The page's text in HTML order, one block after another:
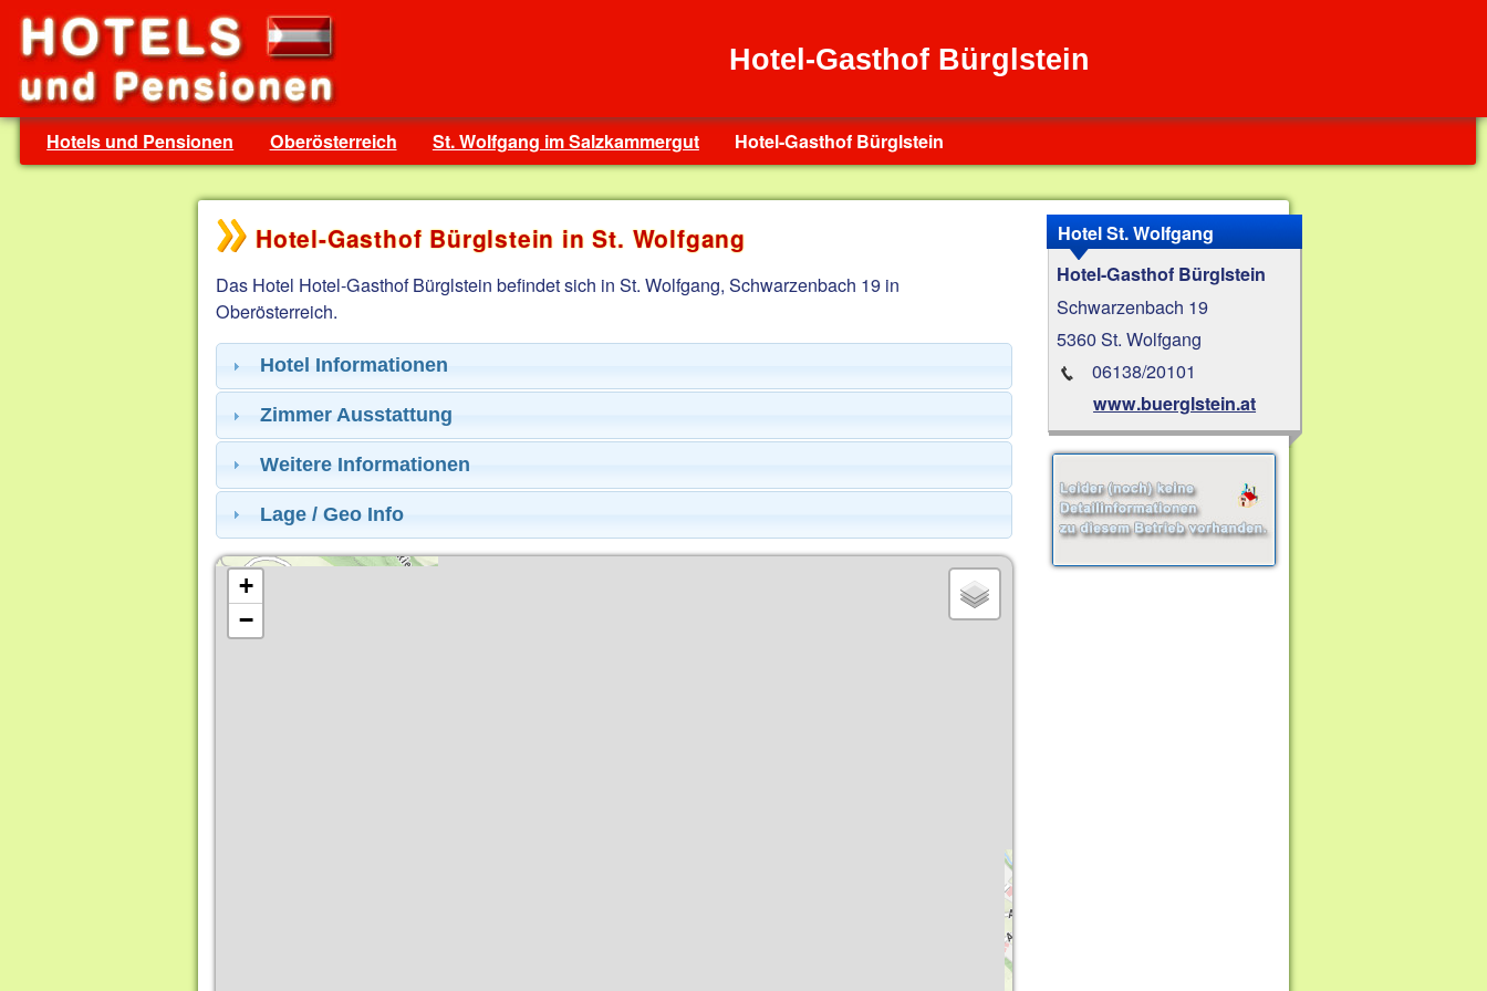
Hotel-Gasthof Bürglstein
Hotels und Pensionen Oberösterreich St. Wolfgang im Salzkammergut Hotel-Gasthof Bürglstein
Hotel-Gasthof Bürglstein in St. Wolfgang
Das Hotel Hotel-Gasthof Bürglstein befindet sich in St. Wolfgang, Schwarzenbach 19 in
Oberösterreich.
Hotel Informationen
Zimmer Ausstattung
Weitere Informationen
Lage / Geo Info
+
−
Hotel St. Wolfgang
Hotel-Gasthof Bürglstein
Schwarzenbach 19
5360 St. Wolfgang
06138/20101
www.buerglstein.at